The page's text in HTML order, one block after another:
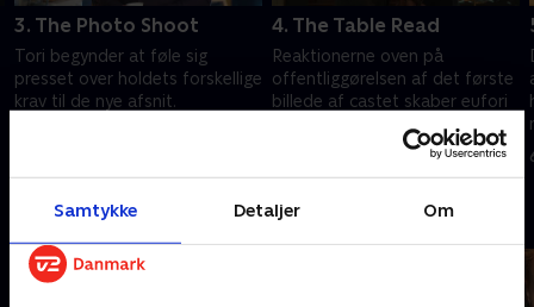
Samtykke Detaljer Om
3. The Photo Shoot
Tori begynder at føle sig
presset over holdets forskellige
krav til de nye afsnit.
4. The Table Read
Reaktionerne oven på
offentliggørelsen af det første
billede af castet skaber eufori
varer kort: Den første
30. august 2019 • 41 min
Andre så også